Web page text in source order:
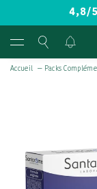
4,8/
Accueil — Packs